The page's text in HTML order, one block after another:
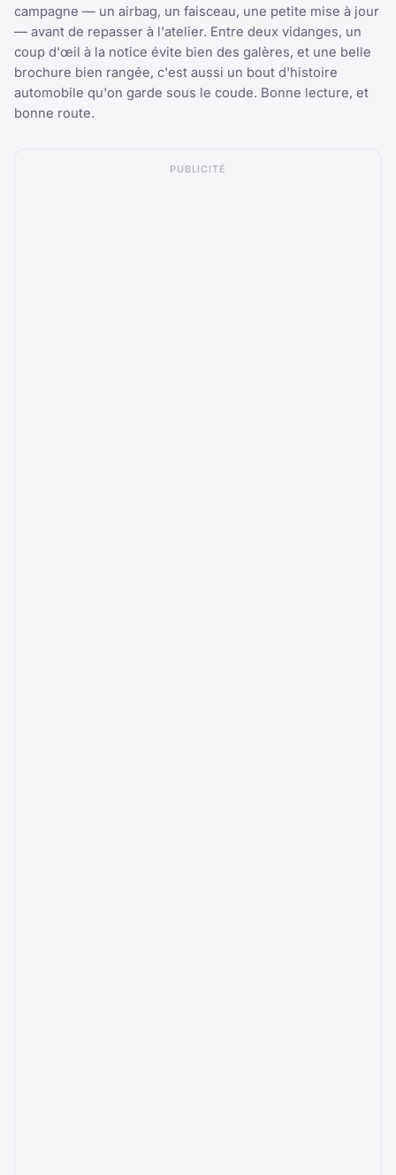
campagne — un airbag, un faisceau, une petite mise à jour
— avant de repasser à l'atelier. Entre deux vidanges, un
coup d'œil à la notice évite bien des galères, et une belle
brochure bien rangée, c'est aussi un bout d'histoire
automobile qu'on garde sous le coude. Bonne lecture, et
bonne route.
PUBLICITÉ